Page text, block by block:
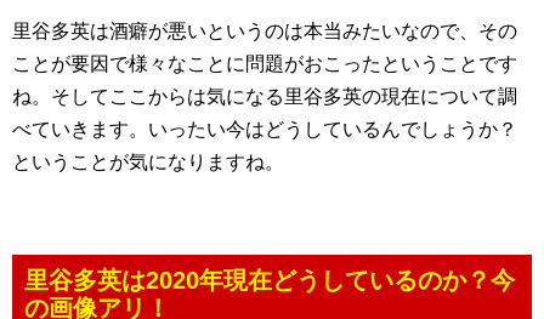
里谷多英は酒癖が悪いというのは本当みたいなので、その
ことが要因で様々なことに問題がおこったということです
ね。そしてここからは気になる里谷多英の現在について調
べていきます。いったい今はどうしているんでしょうか？
ということが気になりますね。
里谷多英は2020年現在どうしているのか？今
の画像アリ！